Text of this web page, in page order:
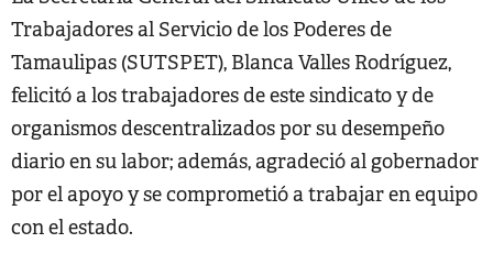
Trabajadores al Servicio de los Poderes de
Tamaulipas (SUTSPET), Blanca Valles Rodríguez,
felicitó a los trabajadores de este sindicato y de
organismos descentralizados por su desempeño
diario en su labor; además, agradeció al gobernador
por el apoyo y se comprometió a trabajar en equipo
con el estado.